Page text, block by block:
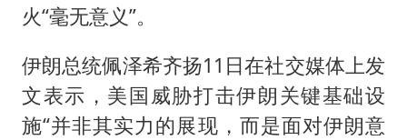
火“毫无意义”。
伊朗总统佩泽希齐扬11日在社交媒体上发
文表示，美国威胁打击伊朗关键基础设
施“并非其实力的展现，而是面对伊朗意